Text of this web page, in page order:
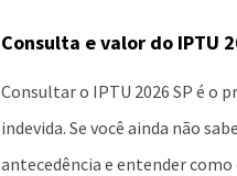
Consulta e valor do IPTU
Consultar o IPTU 2026 SP é o
indevida. Se você ainda não
antecedência e entender como